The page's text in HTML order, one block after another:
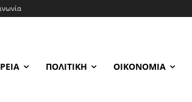
ΠΟΛΙΤΙΚΉ ΟΙΚΟΝΟΜΊΑ